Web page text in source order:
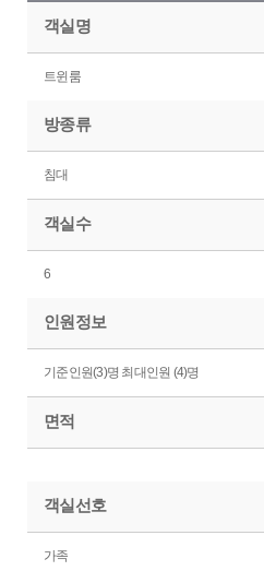
객실명
트윈룸
방종류
침대
객실수
6
인원정보
기준인원(3)명 최대인원 (4)명
면적
객실선호
가족